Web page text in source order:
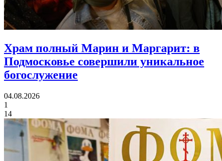
Храм полный Марин и Маргарит: в
Подмосковье совершили уникальное
богослужение
04.08.2026
1
14